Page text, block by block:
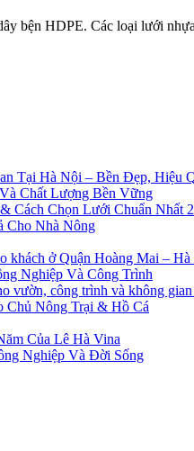
dây bện HDPE. Các loại
Tại Hà Nội – Bền Đẹp, Hiệu
Chất Lượng Bền Vững
Cách Chọn Lưới Chuẩn Nhất
Cho Nhà Nông
khách ở Quận Hoàng Mai –
Nghiệp Và Công Trình
vườn, công trình và không gian
Chủ Nông Trại & Hồ Cá
Của Lê Hà Vina
Nghiệp Và Đời Sống